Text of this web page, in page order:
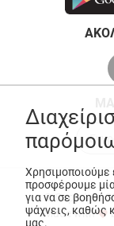
© Copyright
Made with
Χρησιμοποιούμε
προσφέρουμε
για να σε
ψάχνεις, καθώς
μας.